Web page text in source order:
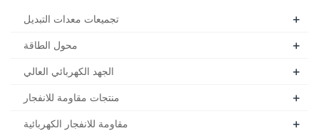
تجميعات معدات التبديل +
محول الطاقة +
الجهد الكهربائي العالي +
منتجات مقاومة للانفجار +
مقاومة للانفجار الكهربائية +